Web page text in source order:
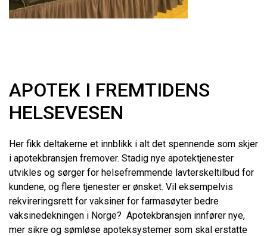
APOTEK I FREMTIDENS
HELSEVESEN
Her fikk deltakerne et innblikk i alt det spennende som skjer
i apotekbransjen fremover. Stadig nye apotektjenester
utvikles og sørger for helsefremmende lavterskeltilbud for
kundene, og flere tjenester er ønsket. Vil eksempelvis
rekvireringsrett for vaksiner for farmasøyter bedre
vaksinedekningen i Norge? Apotekbransjen innfører nye,
mer sikre og sømløse apoteksystemer som skal erstatte